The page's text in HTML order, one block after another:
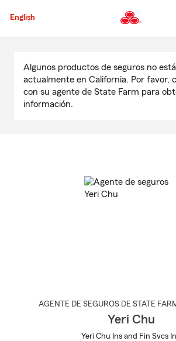
al
principal
English
contenido
principal
Algunos productos de seguros no
actualmente en California. Por favor,
con su agente de State Farm para
información.
AGENTE DE SEGUROS DE STATE
Yeri Chu
Yeri Chu Ins and Fin Svcs